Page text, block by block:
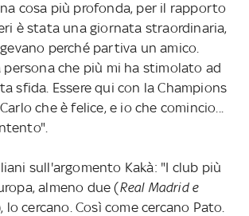
cosa più profonda, per il rapporto
è stata una giornata straordinaria,
perché partiva un amico.
persona che più mi ha stimolato ad
sfida. Essere qui con la Champions
che è felice, e io che comincio...
sull'argomento Kakà: "I club più
almeno due (Real Madrid e
lo cercano. Così come cercano Pato.